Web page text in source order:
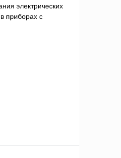
электрических
приборах с